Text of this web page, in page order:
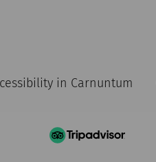
in Carnuntum